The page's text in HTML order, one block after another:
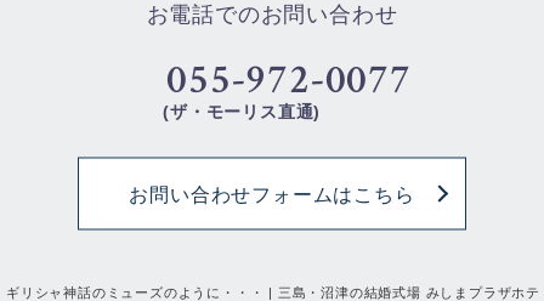
ギリシャ神話のミューズのように・・・ | 三島・沼津の結婚式場 みしまプラザホテ
お電話でのお問い合わせ
055-972-0077
(ザ・モーリス直通)
お問い合わせフォームはこちら